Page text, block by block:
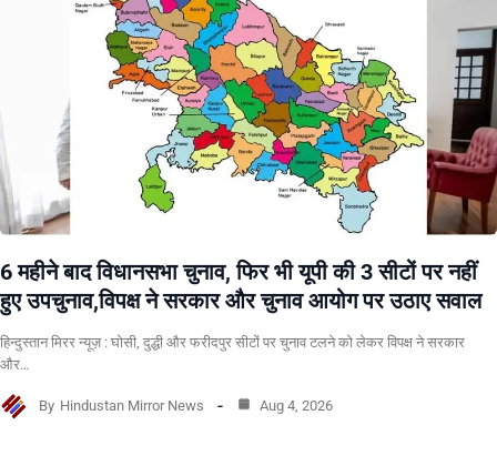
6 महीने बाद विधानसभा चुनाव, फिर भी यूपी की 3 सीटों पर नहीं
हुए उपचुनाव,विपक्ष ने सरकार और चुनाव आयोग पर उठाए सवाल
हिन्दुस्तान मिरर न्यूज़ : घोसी, दुद्धी और फरीदपुर सीटों पर चुनाव टलने को लेकर विपक्ष ने सरकार
और…
By Hindustan Mirror News Aug 4, 2026